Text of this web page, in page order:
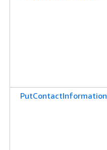
PutContactInformation